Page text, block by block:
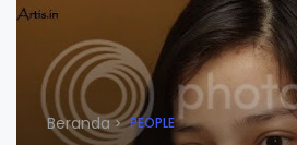
Beranda PEOPLE